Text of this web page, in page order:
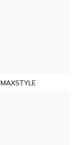
MAXSTYLE